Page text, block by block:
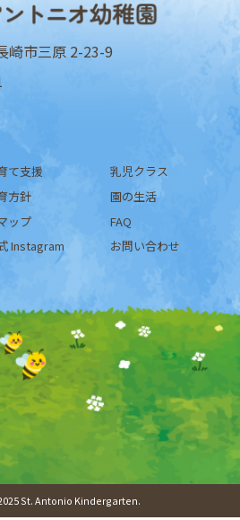
崎市三原 2-23-9
て支援
乳児クラス
方針
園の生活
ップ
FAQ
Instagram お問い合わせ
St. Antonio Kindergarten.